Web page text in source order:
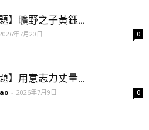
】曠野之子黃鈺...
年7月20日 0
】用意志力丈量...
- 2026年7月9日 0